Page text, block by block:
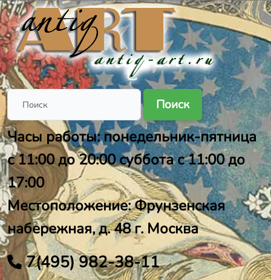
Поиск
Часы работы: понедельник-пятница
с 11:00 до 20:00 суббота с 11:00 до
17:00
Местоположение: Фрунзенская
набережная, д. 48 г. Москва
7(495) 982-38-11